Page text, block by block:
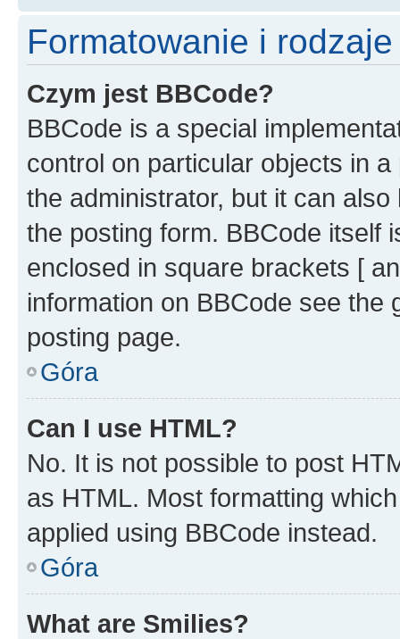
Formatowanie i
Czym jest BBCode?
BBCode is a special
control on particular objects in
the administrator, but it can
the posting form. BBCode itself
enclosed in square brackets [
information on BBCode see
posting page.
Góra
Can I use HTML?
No. It is not possible to post
as HTML. Most formatting
applied using BBCode instead.
Góra
What are Smilies?